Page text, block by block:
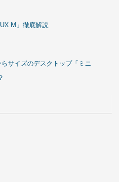
M」徹底解説
サイズのデスクトップ「ミニ